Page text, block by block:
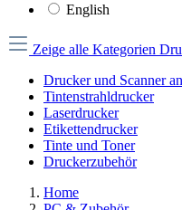
English
Zeige alle Kategorien
Drucker und Scanner
Tintenstrahldrucker
Laserdrucker
Etikettendrucker
Tinte und Toner
Druckerzubehör
Home